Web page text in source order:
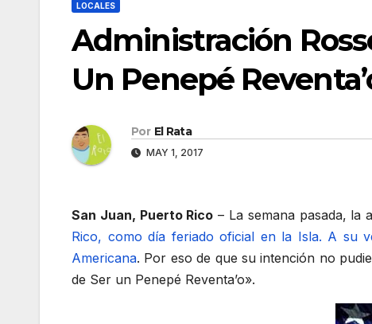
LOCALES
Administración
Un Penepé
Por El Rata
MAY 1, 2017
San Juan, Puerto Rico – La semana pasada, la
Rico, como día feriado oficial en la Isla. A su
Americana. Por eso de que su intención no
de Ser un Penepé Reventa’o».